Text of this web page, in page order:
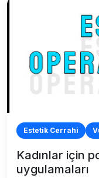
Estetik Cerrahi
Kadınlar için
uygulamaları